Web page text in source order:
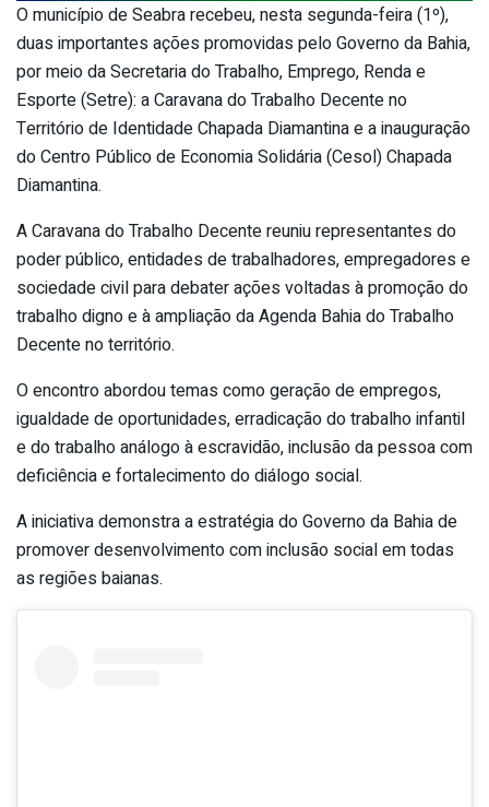
O município de Seabra recebeu, nesta segunda-feira (1º),
duas importantes ações promovidas pelo Governo da Bahia,
por meio da Secretaria do Trabalho, Emprego, Renda e
Esporte (Setre): a Caravana do Trabalho Decente no
Território de Identidade Chapada Diamantina e a inauguração
do Centro Público de Economia Solidária (Cesol) Chapada
Diamantina.
A Caravana do Trabalho Decente reuniu representantes do
poder público, entidades de trabalhadores, empregadores e
sociedade civil para debater ações voltadas à promoção do
trabalho digno e à ampliação da Agenda Bahia do Trabalho
Decente no território.
O encontro abordou temas como geração de empregos,
igualdade de oportunidades, erradicação do trabalho infantil
e do trabalho análogo à escravidão, inclusão da pessoa com
deficiência e fortalecimento do diálogo social.
A iniciativa demonstra a estratégia do Governo da Bahia de
promover desenvolvimento com inclusão social em todas
as regiões baianas.